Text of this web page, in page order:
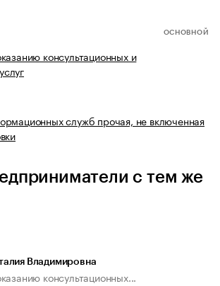
ОСНОВНОЙ
консультационных и
служб прочая, не включенная
с тем же
Владимировна
консультационных...